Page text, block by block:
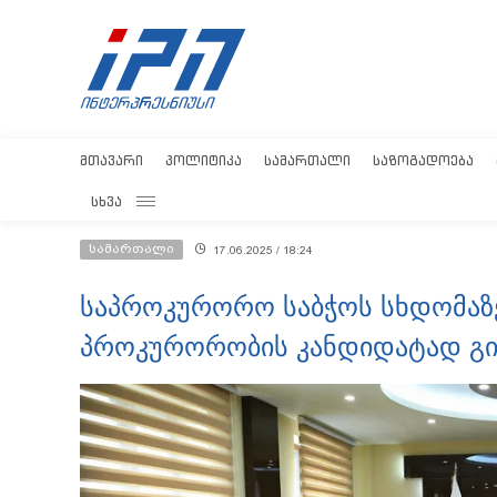
ᲛᲗᲐᲕᲐᲠᲘ ᲞᲝᲚᲘᲢᲘᲙᲐ ᲡᲐᲛᲐᲠᲗᲐᲚᲘ ᲡᲐᲖᲝᲒᲐᲓᲝᲔᲑᲐ
ᲡᲮᲕᲐ
სამართალი 17.06.2025 / 18:24
საპროკურორო საბჭოს
პროკურორობის კანდიდატად